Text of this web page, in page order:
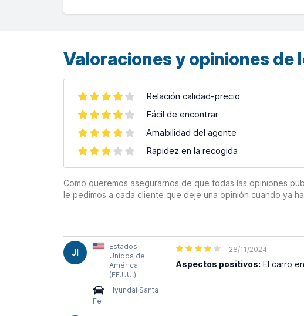
Valoraciones y opiniones de
Relación calidad-precio
Fácil de encontrar
Amabilidad del agente
Rapidez en la recogida
Como queremos asegurarnos de que todas las opiniones
le pedimos a cada cliente que deje una opinión cuando ya
JI
Estados
Unidos de
América
(EE.UU.)
Hyundai Santa
Fe
28/11/2024
Aspectos positivos: El carro